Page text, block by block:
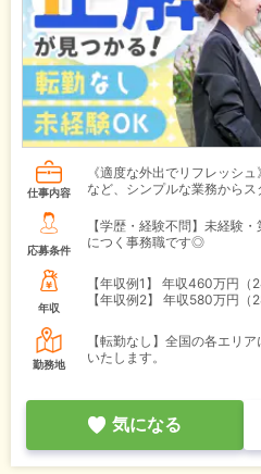
仕事内容
《適度な外出でリフレッシ
など、シンプルな業務からス
応募条件
【学歴・経験不問】未経験
につく事務職です◎
年収
【年収例1】
年収460万円（
【年収例2】
年収580万円（
勤務地
【転勤なし】全国の各エリ
いたします。
気になる